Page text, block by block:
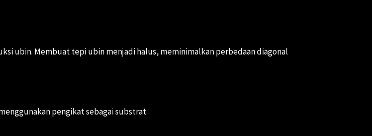
ubin. Membuat tepi ubin menjadi halus, meminimalkan perbedaan diagonal
pengikat sebagai substrat.